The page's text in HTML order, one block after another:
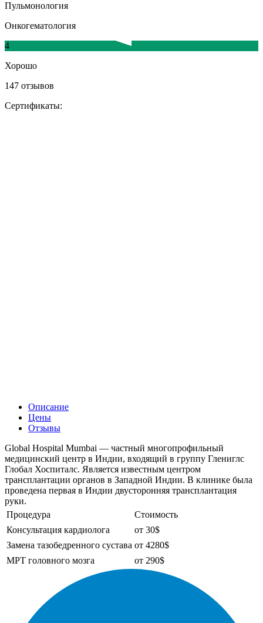
Пульмонология
Онкогематология
4
Хорошо
147 отзывов
Сертификаты:
Описание
Цены
Отзывы
Global Hospital Mumbai — частный многопрофильный
медицинский центр в Индии, входящий в группу Глениглс
Глобал Хоспиталс. Является известным центром
трансплантации органов в Западной Индии. В клинике была
проведена первая в Индии двусторонняя трансплантация
руки.
Процедура
Стоимость
Консультация кардиолога
от 30$
Замена тазобедренного сустава от 4280$
МРТ головного мозга
от 290$